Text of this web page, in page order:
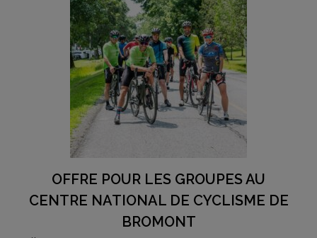
OFFRE POUR LES GROUPES AU
CENTRE NATIONAL DE CYCLISME DE
BROMONT